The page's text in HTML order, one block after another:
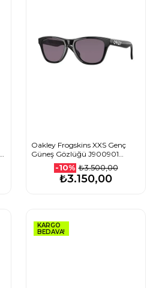
Oakley Frogskins XXS Genç
Güneş Gözlüğü J900901
Polished Black Prizm Grey
-10% ₺3.500,00
₺3.150,00
KARGO
BEDAVA!